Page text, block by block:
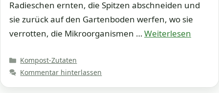
Radieschen ernten, die Spitzen abschneiden und
sie zurück auf den Gartenboden werfen, wo sie
verrotten, die Mikroorganismen …Weiterlesen
Kategorien
Kompost-Zutaten
Kommentar hinterlassen